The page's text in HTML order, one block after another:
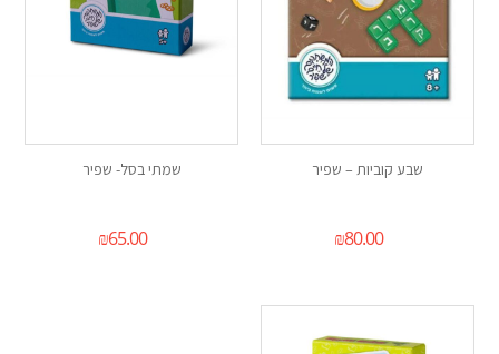
שבע קוביות – שפיר
₪80.00
שמתי בסל- שפיר
₪65.00